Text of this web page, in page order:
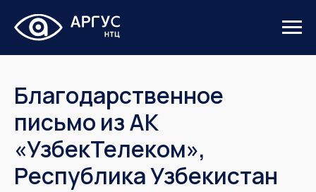
Благодарственное
письмо из АК
«УзбекТелеком»,
Республика Узбекистан